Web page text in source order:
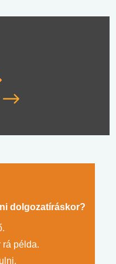
dolgozatíráskor?
rá példa.